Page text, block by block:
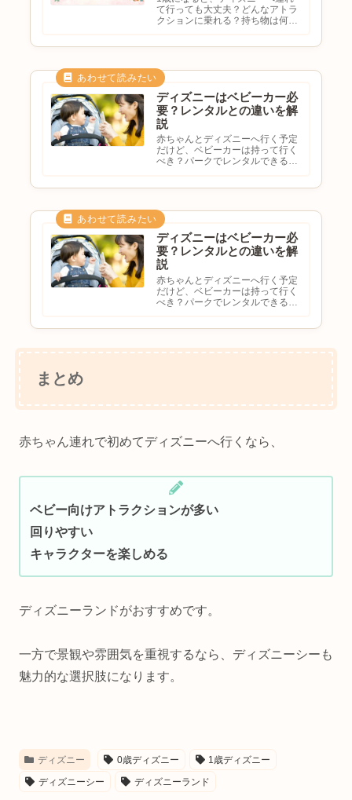
て行っても大丈夫？どんなアトラ
クションに乗れる？持ち物は何が
り、キャラクターに興味を持ち始
め...
ディズニーはベビーカー必
要？レンタルとの違いを解
説
赤ちゃんとディズニーへ行く予定
だけど、ベビーカーは持って行く
べき？パークでレンタルできる？
ため、ベビーカーを利用する家
庭...
ディズニーはベビーカー必
要？レンタルとの違いを解
説
赤ちゃんとディズニーへ行く予定
だけど、ベビーカーは持って行く
べき？パークでレンタルできる？
か。ディズニーは想像以上に歩く
ため、ベビーカーを利用する家
まとめ
赤ちゃん連れで初めてディズニーへ行くなら、
ベビー向けアトラクションが多い
回りやすい
キャラクターを楽しめる
ディズニーランドがおすすめです。
一方で景観や雰囲気を重視するなら、ディズニーシーも
魅力的な選択肢になります。
ディズニー 0歳ディズニー 1歳ディズニー
ディズニーシー ディズニーランド